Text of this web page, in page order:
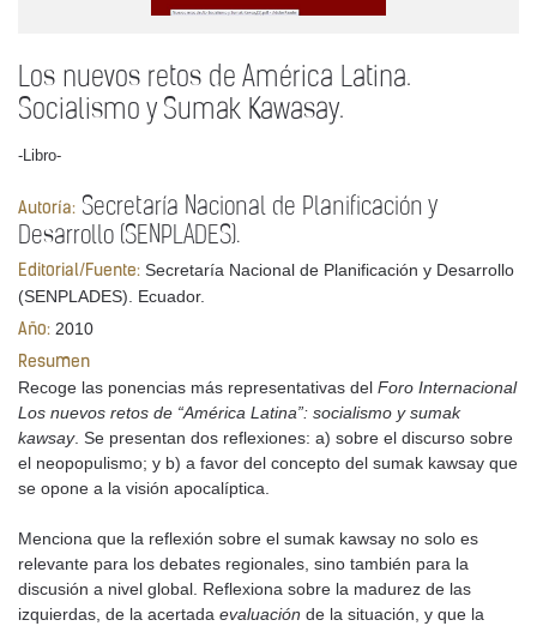
Los nuevos retos de América Latina.
Socialismo y Sumak Kawasay.
-Libro-
Autoría: Secretaría Nacional de Planificación y
Desarrollo (SENPLADES).
Editorial/Fuente: Secretaría Nacional de Planificación y Desarrollo
(SENPLADES). Ecuador.
Año: 2010
Resumen
Recoge las ponencias más representativas del Foro Internacional
Los nuevos retos de “América Latina”: socialismo y sumak
kawsay. Se presentan dos reflexiones: a) sobre el discurso sobre
el neopopulismo; y b) a favor del concepto del sumak kawsay que
se opone a la visión apocalíptica.
Menciona que la reflexión sobre el sumak kawsay no solo es
relevante para los debates regionales, sino también para la
discusión a nivel global. Reflexiona sobre la madurez de las
izquierdas, de la acertada evaluación de la situación, y que la